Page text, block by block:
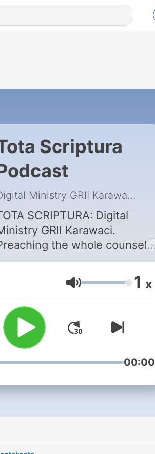
Scriptura
Digital Ministry GRII Karawaci
SCRIPTURA: Digital
GRII Karawaci.
the whole counsel
God to the world: Khotbah
Eksposisi, Pendalaman Alkitab,
Seminar, Pengajaran,
Talkshows, Tanya Jawab, dan
Renungan.
Volume 1 x
00:00